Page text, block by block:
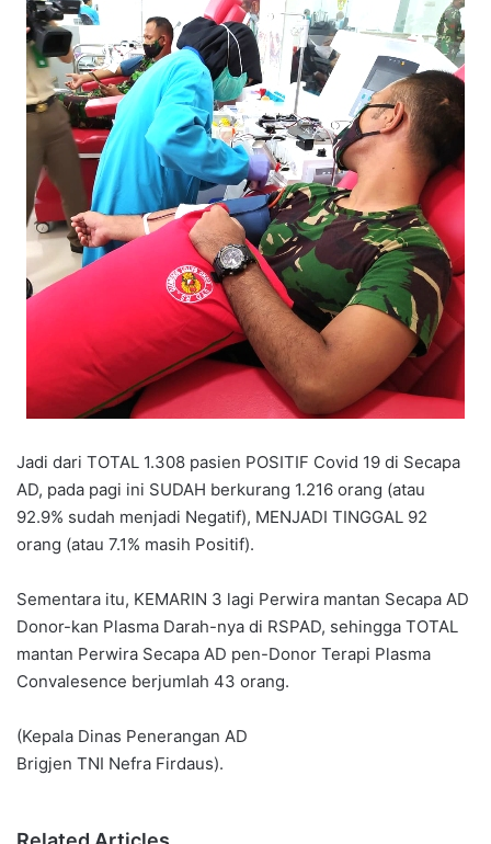
Jadi dari TOTAL 1.308 pasien POSITIF Covid 19 di Secapa
AD, pada pagi ini SUDAH berkurang 1.216 orang (atau
92.9% sudah menjadi Negatif), MENJADI TINGGAL 92
orang (atau 7.1% masih Positif).
Sementara itu, KEMARIN 3 lagi Perwira mantan Secapa AD
Donor-kan Plasma Darah-nya di RSPAD, sehingga TOTAL
mantan Perwira Secapa AD pen-Donor Terapi Plasma
Convalesence berjumlah 43 orang.
(Kepala Dinas Penerangan AD
Brigjen TNI Nefra Firdaus).